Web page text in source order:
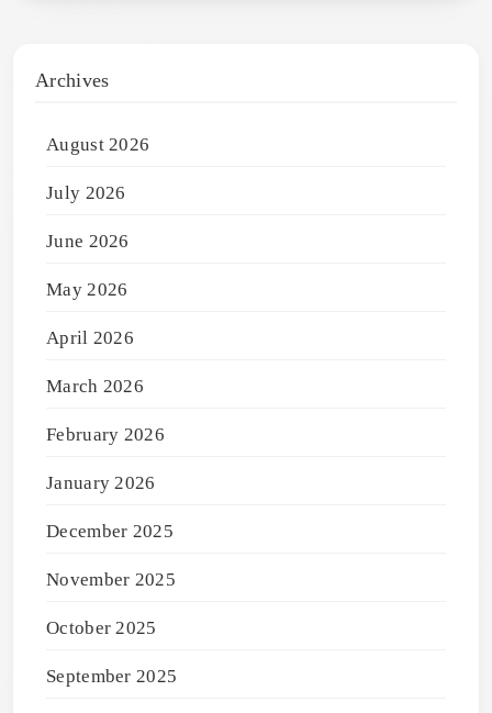
Archives
August 2026
July 2026
June 2026
May 2026
April 2026
March 2026
February 2026
January 2026
December 2025
November 2025
October 2025
September 2025